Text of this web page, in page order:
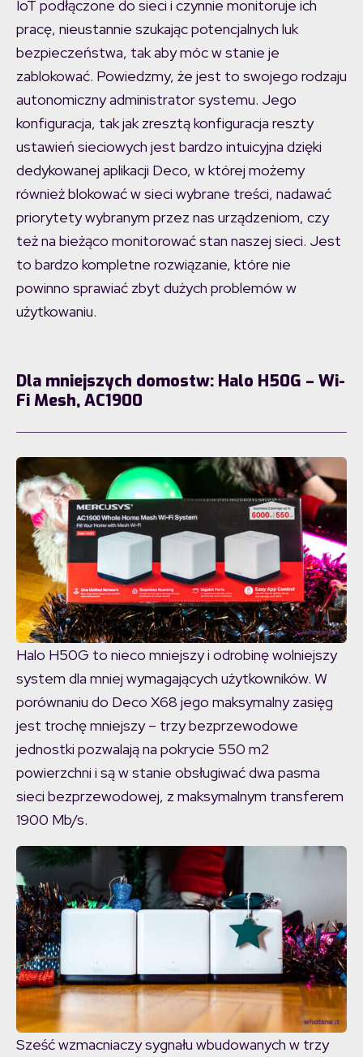
IoT podłączone do sieci i czynnie monitoruje ich
pracę, nieustannie szukając potencjalnych luk
bezpieczeństwa, tak aby móc w stanie je
zablokować. Powiedzmy, że jest to swojego rodzaju
autonomiczny administrator systemu. Jego
konfiguracja, tak jak zresztą konfiguracja reszty
ustawień sieciowych jest bardzo intuicyjna dzięki
dedykowanej aplikacji Deco, w której możemy
również blokować w sieci wybrane treści, nadawać
priorytety wybranym przez nas urządzeniom, czy
też na bieżąco monitorować stan naszej sieci. Jest
to bardzo kompletne rozwiązanie, które nie
powinno sprawiać zbyt dużych problemów w
użytkowaniu.
Dla mniejszych domostw: Halo H50G – Wi-
Fi Mesh, AC1900
Halo H50G to nieco mniejszy i odrobinę wolniejszy
system dla mniej wymagających użytkowników. W
porównaniu do Deco X68 jego maksymalny zasięg
jest trochę mniejszy – trzy bezprzewodowe
jednostki pozwalają na pokrycie 550 m2
powierzchni i są w stanie obsługiwać dwa pasma
sieci bezprzewodowej, z maksymalnym transferem
1900 Mb/s.
Sześć wzmacniaczy sygnału wbudowanych w trzy